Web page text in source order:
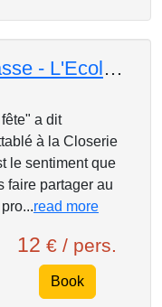
Montparnasse - L'Ecole de Paris, la Belle époque, les années folles et la Reine Kiki
a dit
à la Closerie
le sentiment que
faire partager au
read more
12 € / pers.
Book